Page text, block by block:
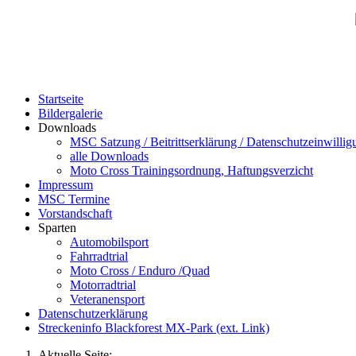
Startseite
Bildergalerie
Downloads
MSC Satzung / Beitrittserklärung /
alle Downloads
Moto Cross Trainingsordnung, Haftungsverzicht
Impressum
MSC Termine
Vorstandschaft
Sparten
Automobilsport
Fahrradtrial
Moto Cross / Enduro /Quad
Motorradtrial
Veteranensport
Datenschutzerklärung
Streckeninfo Blackforest MX-Park (ext. Link)